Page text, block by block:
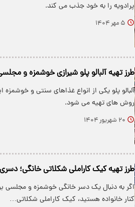
پرادویه را به خود جذب می کند.
۵ مهر ۱۴۰۴
طرز تهیه آلبالو پلو شیرازی خوشمزه و
آلبالو پلو یکی از انواع غذاهای سنتی و
روش های تهیه می شود.
۲۰ شهریور ۱۴۰۴
طرز تهیه کیک کاراملی شکلاتی خانگی؛
اگر به دنبال یک دسر خانگی خوشمزه و مجلسی
کنار خانواده هستید، کیک کاراملی شکلاتی…